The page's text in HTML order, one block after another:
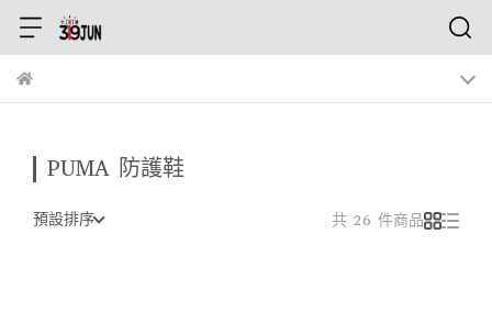
PUMA 防護鞋
預設排序 共 26 件商品